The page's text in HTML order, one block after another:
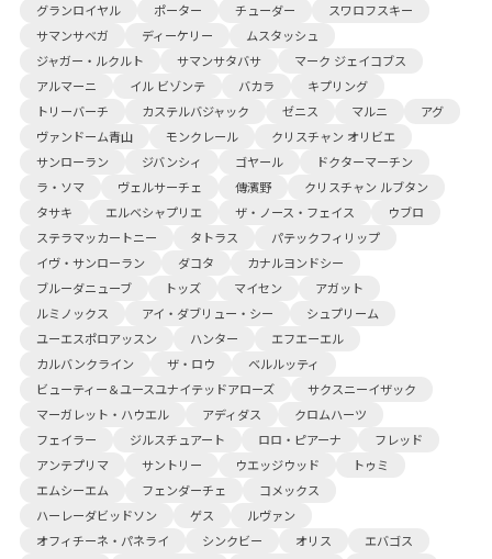
グランロイヤル
ポーター チューダー
スワロフスキー
サマンサベガ
ディーケリー
ムスタッシュ
ジャガー・ルクルト
サマンサタバサ
マーク ジェイコブス
アルマーニ
イル ビゾンテ バカラ
キプリング
トリーバーチ
カステルバジャック ゼニス マルニ
アグ
ヴァンドーム青山
モンクレール
クリスチャン オリビエ
サンローラン
ジバンシィ ゴヤール
ドクターマーチン
ラ・ソマ
ヴェルサーチェ 傳濱野
クリスチャン ルブタン
タサキ
エルベシャプリエ ザ・ノース・フェイス
ウブロ
ステラマッカートニー
タトラス
パテックフィリップ
イヴ・サンローラン
ダコタ
カナルヨンドシー
ブルーダニューブ
トッズ マイセン
アガット
ルミノックス
アイ・ダブリュー・シー
シュプリーム
ユーエスポロアッスン
ハンター
エフエーエル
カルバンクライン
ザ・ロウ
ベルルッティ
ビューティー＆ユースユナイテッドアローズ
サクスニーイザック
マーガレット・ハウエル
アディダス
クロムハーツ
フェイラー
ジルスチュアート ロロ・ピアーナ
フレッド
アンテプリマ
サントリー ウエッジウッド
トゥミ
エムシーエム
フェンダーチェ
コメックス
ハーレーダビッドソン
ゲス
ルヴァン
オフィチーネ・パネライ
シンクビー オリス
エバゴス